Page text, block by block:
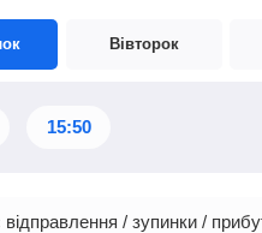
Вівторок
15:50
відправлення / зупинки /